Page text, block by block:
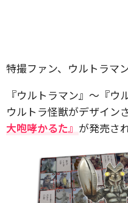
特撮ファン、ウルトラマ
『ウルトラマン』～『
ウルトラ怪獣がデザイン
大咆哮かるた』 が発売さ